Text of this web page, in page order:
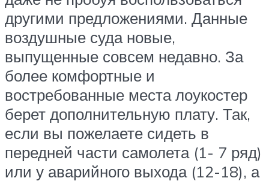
другими предложениями. Данные
воздушные суда новые,
выпущенные совсем недавно. За
более комфортные и
востребованные места лоукостер
берет дополнительную плату. Так,
если вы пожелаете сидеть в
передней части самолета (1- 7 ряд)
или у аварийного выхода (12-18), а